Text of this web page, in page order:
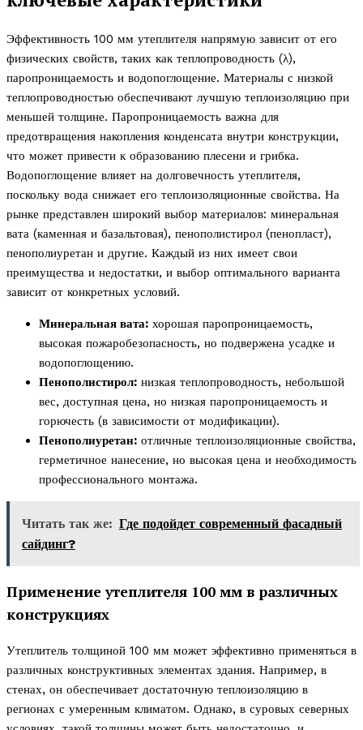
Эффективность 100 мм утеплителя напрямую зависит от его
физических свойств, таких как теплопроводность (λ),
паропроницаемость и водопоглощение. Материалы с низкой
теплопроводностью обеспечивают лучшую теплоизоляцию при
меньшей толщине. Паропроницаемость важна для
предотвращения накопления конденсата внутри конструкции,
что может привести к образованию плесени и грибка.
Водопоглощение влияет на долговечность утеплителя,
поскольку вода снижает его теплоизоляционные свойства. На
рынке представлен широкий выбор материалов: минеральная
вата (каменная и базальтовая), пенополистирол (пенопласт),
пенополиуретан и другие. Каждый из них имеет свои
преимущества и недостатки, и выбор оптимального варианта
зависит от конкретных условий.
Минеральная вата: хорошая паропроницаемость,
высокая пожаробезопасность, но подвержена усадке и
водопоглощению.
Пенополистирол: низкая теплопроводность, небольшой
вес, доступная цена, но низкая паропроницаемость и
горючесть (в зависимости от модификации).
Пенополиуретан: отличные теплоизоляционные свойства,
герметичное нанесение, но высокая цена и необходимость
профессионального монтажа.
Читать так же: Где подойдет современный фасадный
сайдинг?
Применение утеплителя 100 мм в различных
конструкциях
Утеплитель толщиной 100 мм может эффективно применяться в
различных конструктивных элементах здания. Например, в
стенах, он обеспечивает достаточную теплоизоляцию в
регионах с умеренным климатом. Однако, в суровых северных